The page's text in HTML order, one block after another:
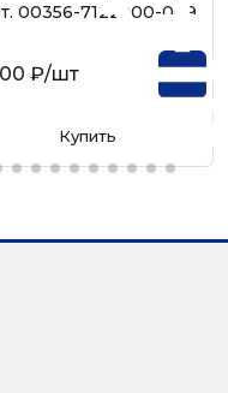
00356-7122900-009
₽/шт
Купить